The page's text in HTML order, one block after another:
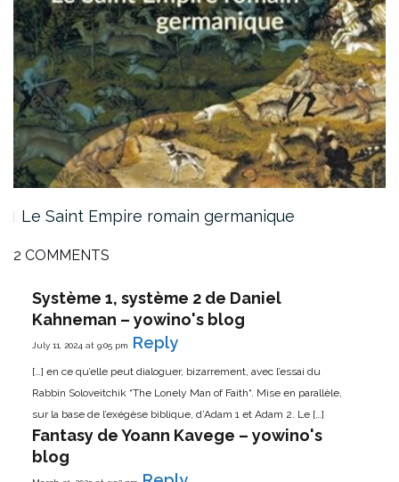
Le Saint Empire romain germanique
2 COMMENTS
Système 1, système 2 de Daniel
Kahneman – yowino's blog
July 11, 2024 at 9:05 pm Reply
[…] en ce qu’elle peut dialoguer, bizarrement, avec l’essai du
Rabbin Soloveitchik “The Lonely Man of Faith“. Mise en parallèle,
sur la base de l’exégèse biblique, d’Adam 1 et Adam 2. Le […]
Fantasy de Yoann Kavege – yowino's
blog